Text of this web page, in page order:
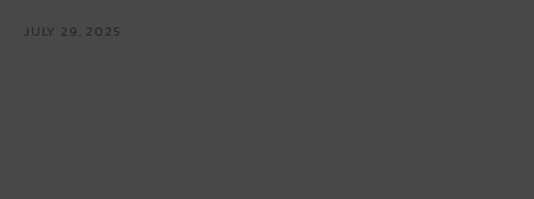
JULY 29, 2025